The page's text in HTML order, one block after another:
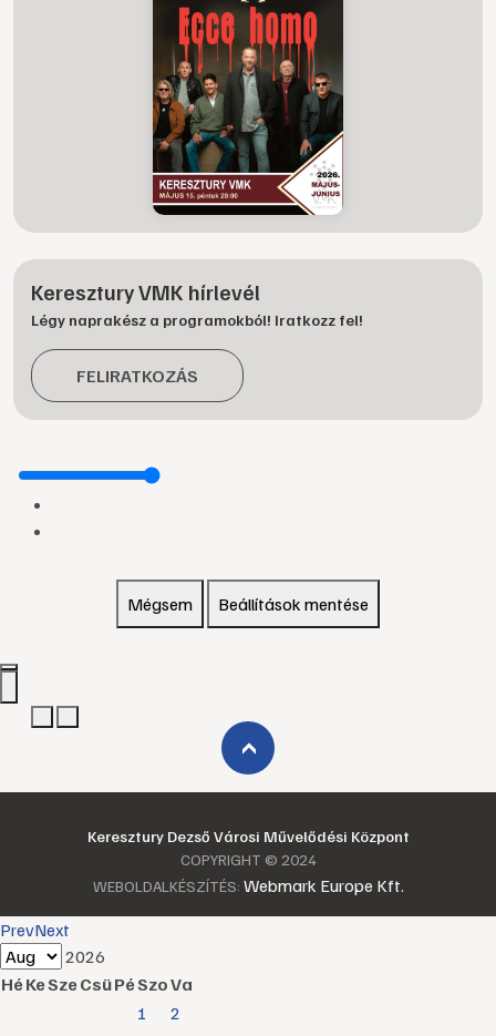
Keresztury VMK hírlevél
Légy naprakész a programokból! Iratkozz fel!
FELIRATKOZÁS
Mégsem Beállítások mentése
›
Keresztury Dezső Városi Művelődési Központ
COPYRIGHT © 2024
WEBOLDALKÉSZÍTÉS: Webmark Europe Kft.
PrevNext
2026
HéKeSzeCsüPéSzoVa
1
2